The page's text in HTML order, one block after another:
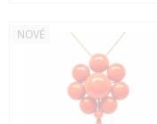
NOVÉ